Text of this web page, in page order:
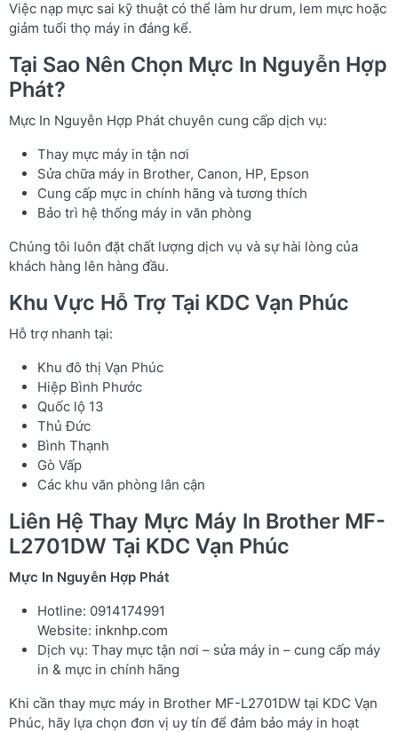
Việc nạp mực sai kỹ thuật có thể làm hư drum, lem mực hoặc
giảm tuổi thọ máy in đáng kể.
Tại Sao Nên Chọn Mực In Nguyễn Hợp
Phát?
Mực In Nguyễn Hợp Phát chuyên cung cấp dịch vụ:
Thay mực máy in tận nơi
Sửa chữa máy in Brother, Canon, HP, Epson
Cung cấp mực in chính hãng và tương thích
Bảo trì hệ thống máy in văn phòng
Chúng tôi luôn đặt chất lượng dịch vụ và sự hài lòng của
khách hàng lên hàng đầu.
Khu Vực Hỗ Trợ Tại KDC Vạn Phúc
Hỗ trợ nhanh tại:
Khu đô thị Vạn Phúc
Hiệp Bình Phước
Quốc lộ 13
Thủ Đức
Bình Thạnh
Gò Vấp
Các khu văn phòng lân cận
Liên Hệ Thay Mực Máy In Brother MF-
L2701DW Tại KDC Vạn Phúc
Mực In Nguyễn Hợp Phát
Hotline: 0914174991
Website: inknhp.com
Dịch vụ: Thay mực tận nơi – sửa máy in – cung cấp máy
in & mực in chính hãng
Khi cần thay mực máy in Brother MF-L2701DW tại KDC Vạn
Phúc, hãy lựa chọn đơn vị uy tín để đảm bảo máy in hoạt